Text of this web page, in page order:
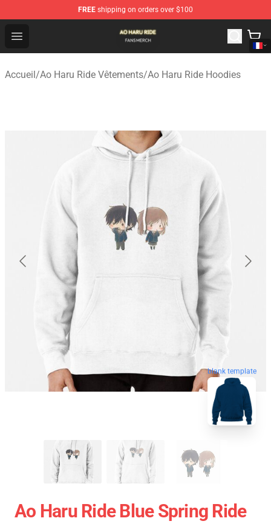
FREE shipping on orders over $100
Open menu
Ao Haru Ride Shop - Official Ao Haru Ride Merchandise
Accueil/Ao Haru Ride Vêtements/Ao Haru Ride Hoodies
blank template
Ao Haru Ride Blue Spring Ride